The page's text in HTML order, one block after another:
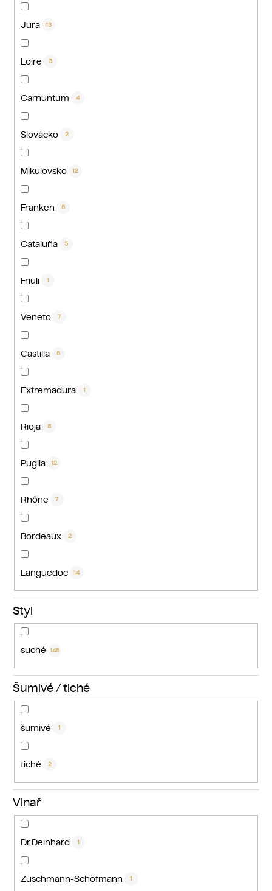
Jura 13
Loire 3
Carnuntum 4
Slovácko 2
Mikulovsko 12
Franken 8
Cataluña 5
Friuli 1
Veneto 7
Castilla 8
Extremadura 1
Rioja 8
Puglia 12
Rhône 7
Bordeaux 2
Languedoc 14
Styl
suché 148
Šumivé / tiché
šumivé 1
tiché 2
Vinař
Dr.Deinhard 1
Zuschmann-Schöfmann 1